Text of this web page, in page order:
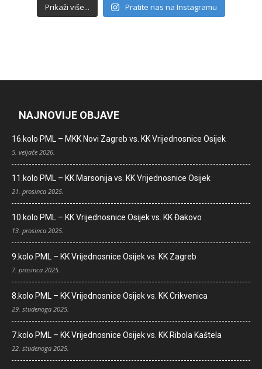
Prikaži više... Pratite nas na Instagramu
NAJNOVIJE OBJAVE
16.kolo PML – MKK Novi Zagreb vs. KK Vrijednosnice Osijek
5. veljače 2026.
11.kolo PML – KK Marsonija vs. KK Vrijednosnice Osijek
21. prosinca 2025.
10.kolo PML – KK Vrijednosnice Osijek vs. KK Đakovo
13. prosinca 2025.
9.kolo PML – KK Vrijednosnice Osijek vs. KK Zagreb
7. prosinca 2025.
8.kolo PML – KK Vrijednosnice Osijek vs. KK Crikvenica
29. studenoga 2025.
7.kolo PML – KK Vrijednosnice Osijek vs. KK Ribola Kaštela
22. studenoga 2025.